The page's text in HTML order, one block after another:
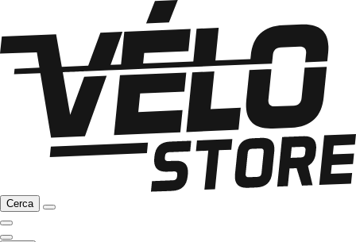
Cerca